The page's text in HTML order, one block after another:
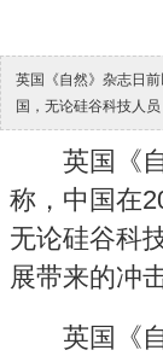
英国《自然》杂志日
国，无论硅谷科技人
英国《自
称，中国在
无论硅谷科
展带来的冲击
英国《自